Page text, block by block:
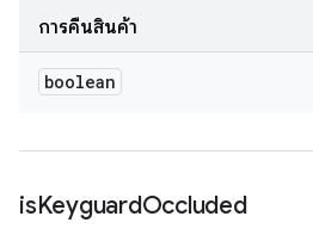
การคืนสินค้า
boolean
isKeyguardOccluded